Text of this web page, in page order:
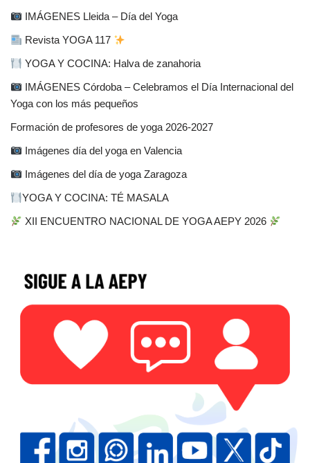
IMÁGENES Lleida – Día del Yoga
Revista YOGA 117
YOGA Y COCINA: Halva de zanahoria
IMÁGENES Córdoba – Celebramos el Día Internacional del
Yoga con los más pequeños
Formación de profesores de yoga 2026-2027
Imágenes día del yoga en Valencia
Imágenes del día de yoga Zaragoza
YOGA Y COCINA: TÉ MASALA
XII ENCUENTRO NACIONAL DE YOGA AEPY 2026